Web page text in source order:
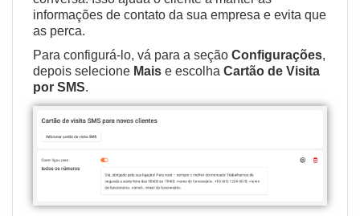
informações de contato da sua empresa e evita que
as perca.
Para configurá-lo, vá para a seção Configurações,
depois selecione Mais e escolha Cartão de Visita
por SMS.